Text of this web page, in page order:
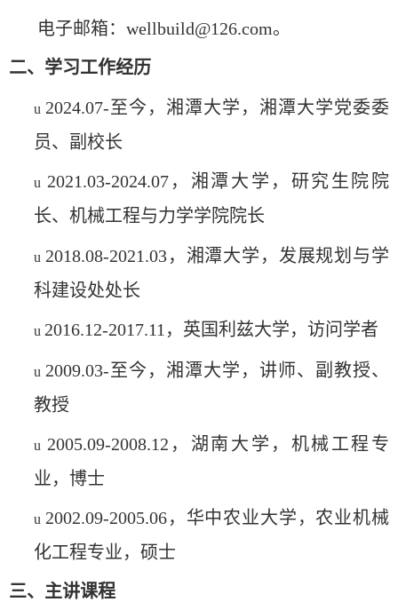
电子邮箱：wellbuild@126.com。
二、学习工作经历
u 2024.07-至今，湘潭大学，湘潭大学党委委
员、副校长
u 2021.03-2024.07，湘潭大学，研究生院院
长、机械工程与力学学院院长
u 2018.08-2021.03，湘潭大学，发展规划与学
科建设处处长
u 2016.12-2017.11，英国利兹大学，访问学者
u 2009.03-至今，湘潭大学，讲师、副教授、
教授
u 2005.09-2008.12，湖南大学，机械工程专
业，博士
u 2002.09-2005.06，华中农业大学，农业机械
化工程专业，硕士
三、主讲课程